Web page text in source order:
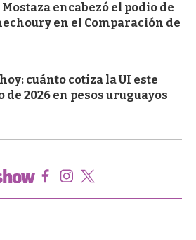
Mostaza encabezó el podio de
en el Comparación de
cuánto cotiza la UI este
de 2026 en pesos uruguayos